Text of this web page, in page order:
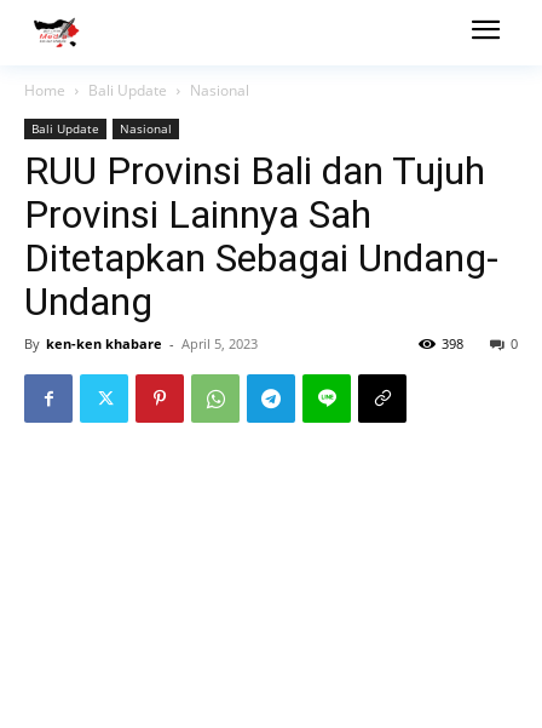
Home Bali Update Nasional
Bali Update Nasional
RUU Provinsi Bali dan Tujuh
Provinsi Lainnya Sah
Ditetapkan Sebagai Undang-
Undang
By ken-ken khabare - April 5, 2023 0
398